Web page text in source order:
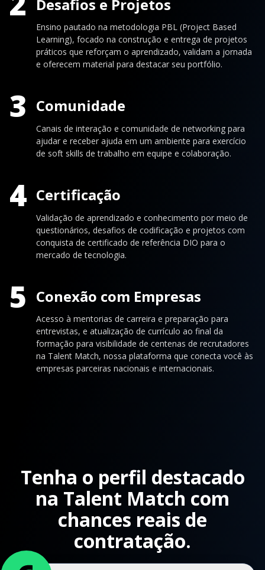
Desafios e Projetos
Ensino pautado na metodologia PBL (Project Based
Learning), focado na construção e entrega de projetos
práticos que reforçam o aprendizado, validam a jornada
e oferecem material para destacar seu portfólio.
3 Comunidade
Canais de interação e comunidade de networking para
ajudar e receber ajuda em um ambiente para exercício
de soft skills de trabalho em equipe e colaboração.
4 Certificação
Validação de aprendizado e conhecimento por meio de
questionários, desafios de codificação e projetos com
conquista de certificado de referência DIO para o
mercado de tecnologia.
5 Conexão com Empresas
Acesso à mentorias de carreira e preparação para
entrevistas, e atualização de currículo ao final da
formação para visibilidade de centenas de recrutadores
na Talent Match, nossa plataforma que conecta você às
empresas parceiras nacionais e internacionais.
Tenha o perfil destacado
na Talent Match com
chances reais de
contratação.